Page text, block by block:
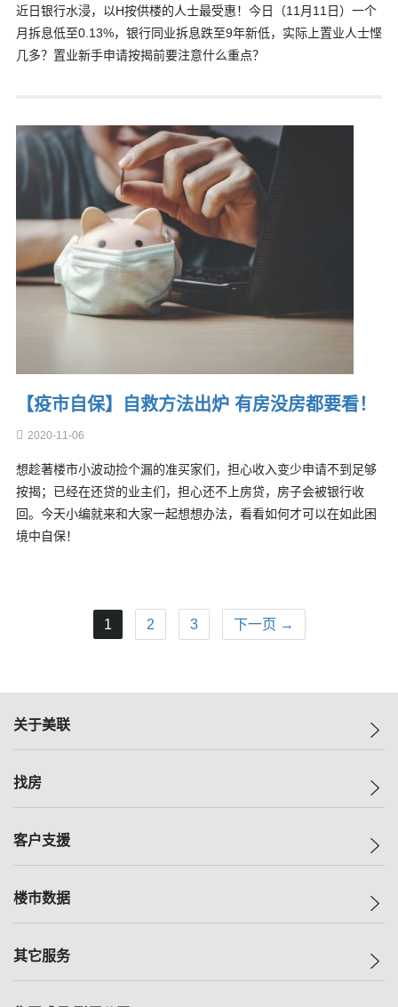
近日银行水浸，以H按供楼的人士最受惠！今日（11月11日）一个
月拆息低至0.13%，银行同业拆息跌至9年新低，实际上置业人士悭
几多？置业新手申请按揭前要注意什么重点？
【疫市自保】自救方法出炉 有房没房都要看！
2020-11-06
想趁著楼市小波动捡个漏的准买家们，担心收入变少申请不到足够
按揭；已经在还贷的业主们，担心还不上房贷，房子会被银行收
回。今天小编就来和大家一起想想办法，看看如何才可以在如此困
境中自保！
1 2 3 下一页 →
关于美联
美联集团
人才招募
找房
一手新房
减价
美联豪宅
独家楼盘
客户支援
自助放盘
查询热线
楼市数据
指数
其它服务